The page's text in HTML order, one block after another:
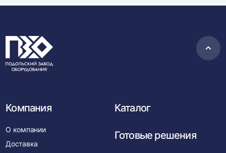
в
Компания
О компании
Доставка
Каталог
Готовые решения